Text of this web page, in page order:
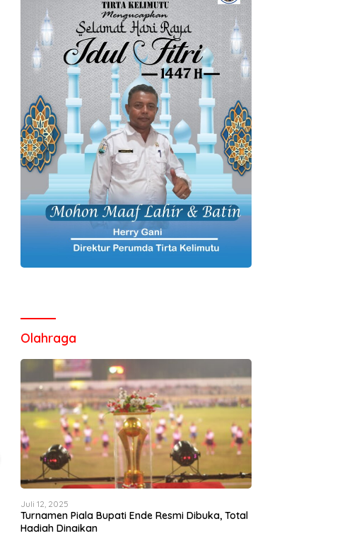
Olahraga
Juli 12, 2025
Turnamen Piala Bupati Ende Resmi Dibuka, Total
Hadiah Dinaikan